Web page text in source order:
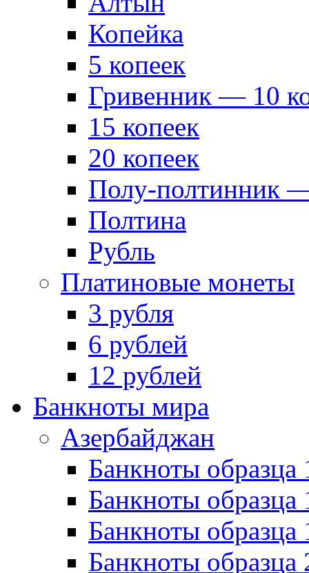
Копейка
5 копеек
Гривенник — 10
15 копеек
20 копеек
Полу-полтинник
Полтина
Рубль
Платиновые монеты
3 рубля
6 рублей
12 рублей
Банкноты мира
Азербайджан
Банкноты образца
Банкноты образца
Банкноты
Банкноты образца